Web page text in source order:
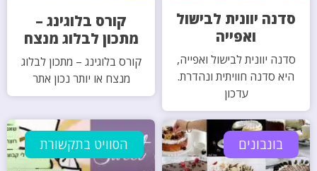
סדנה יוונית לבישול
ואפייה
סדנה יוונית לבישול ואפייה,
היא סדנה חוויתית ונהדרת.
עדכון
קורס בלוגינג –
מתכון לבלוג מנצח
קורס בלוגינג – מתכון לבלוג
מנצח או יותר נכון אתר
בונבונים הסוויט בתקשורת